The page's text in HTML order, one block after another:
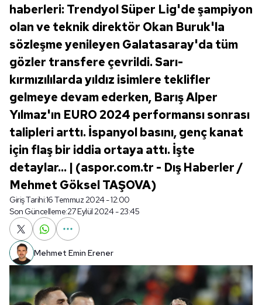
haberleri: Trendyol Süper Lig'de şampiyon
olan ve teknik direktör Okan Buruk'la
sözleşme yenileyen Galatasaray'da tüm
gözler transfere çevrildi. Sarı-
kırmızılılarda yıldız isimlere teklifler
gelmeye devam ederken, Barış Alper
Yılmaz'ın EURO 2024 performansı sonrası
talipleri arttı. İspanyol basını, genç kanat
için flaş bir iddia ortaya attı. İşte
detaylar... | (aspor.com.tr - Dış Haberler /
Mehmet Göksel TAŞOVA)
Giriş Tarihi:16 Temmuz 2024 - 12:00
Son Güncelleme:27 Eylül 2024 - 23:45
Mehmet Emin Erener